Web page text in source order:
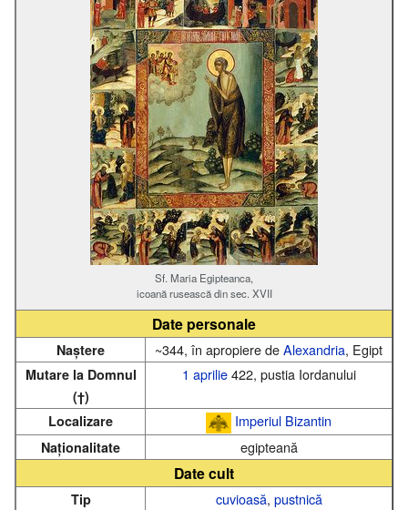
Sf. Maria Egipteanca,
icoană rusească din sec. XVII
Date personale
Naștere ~344, în apropiere deAlexandria, Egipt
Mutare la Domnul
(†)
1 aprilie422, pustia Iordanului
Localizare Imperiul Bizantin
Naționalitate egipteană
Date cult
Tip cuvioasă, pustnică